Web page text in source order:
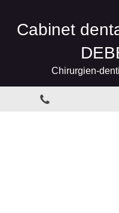
Cabinet
Chirurgien-